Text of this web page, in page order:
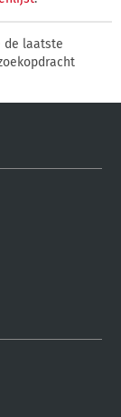
de laatste